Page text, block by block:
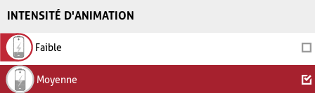
INTENSITÉ D'ANIMATION
Faible
Moyenne